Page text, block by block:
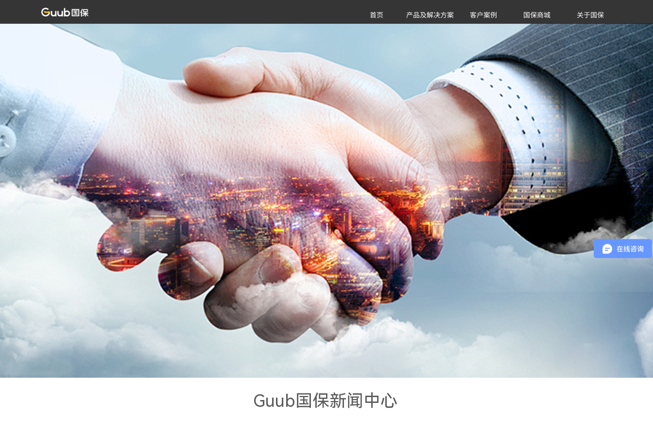
首页 产品及解决方案 客户案例 国保商城 关于国保
Guub国保新闻中心